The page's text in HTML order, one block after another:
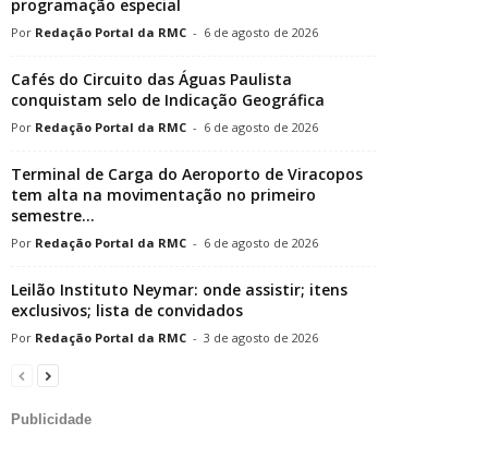
programação especial
Redação Portal da RMC - 6 de agosto de 2026
Cafés do Circuito das Águas Paulista
conquistam selo de Indicação Geográfica
Redação Portal da RMC - 6 de agosto de 2026
Terminal de Carga do Aeroporto de Viracopos
tem alta na movimentação no primeiro
semestre...
Redação Portal da RMC - 6 de agosto de 2026
Leilão Instituto Neymar: onde assistir; itens
exclusivos; lista de convidados
Redação Portal da RMC - 3 de agosto de 2026
Publicidade